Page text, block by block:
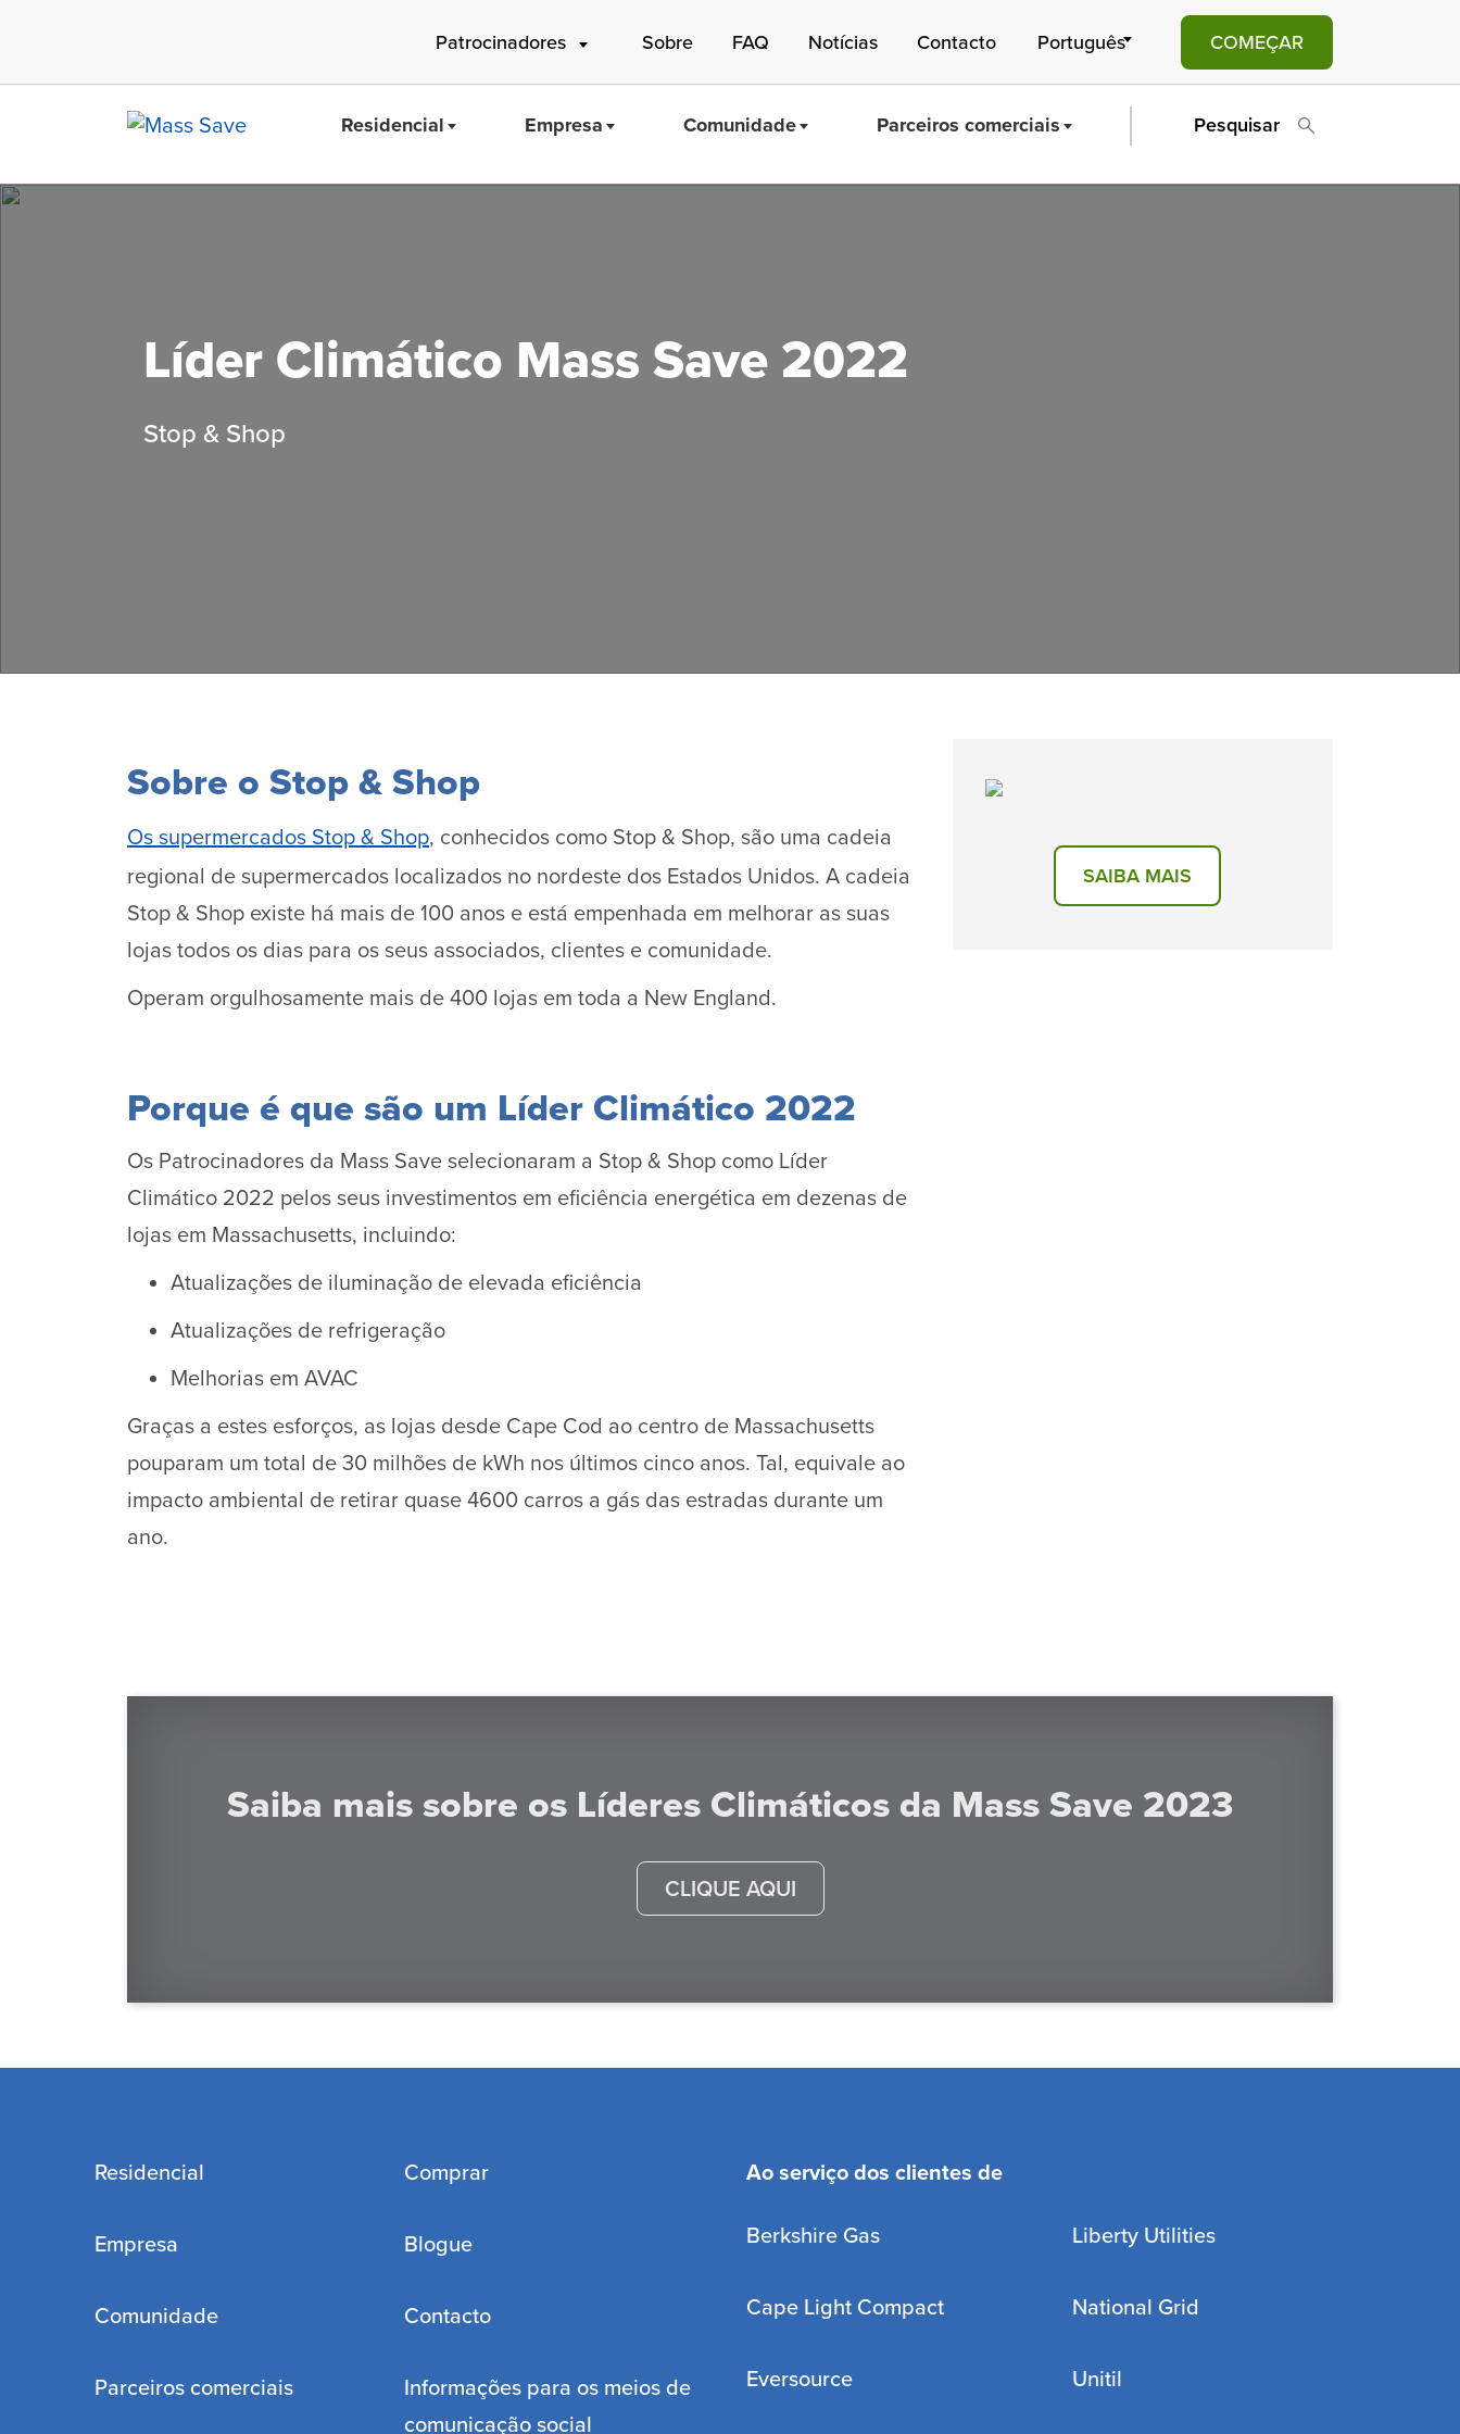
Patrocinadores Sobre FAQ Notícias Contacto COMEÇAR
Residencial Empresa Comunidade Parceiros comerciais Pesquisar
Líder Climático Mass Save 2022
Stop & Shop
Sobre o Stop & Shop
Os supermercados Stop & Shop, conhecidos como Stop & Shop, são uma cadeia
regional de supermercados localizados no nordeste dos Estados Unidos. A cadeia
Stop & Shop existe há mais de 100 anos e está empenhada em melhorar as suas
lojas todos os dias para os seus associados, clientes e comunidade.
Operam orgulhosamente mais de 400 lojas em toda a New England.
Porque é que são um Líder Climático 2022
Os Patrocinadores da Mass Save selecionaram a Stop & Shop como Líder
Climático 2022 pelos seus investimentos em eficiência energética em dezenas de
lojas em Massachusetts, incluindo:
Atualizações de iluminação de elevada eficiência
Atualizações de refrigeração
Melhorias em AVAC
Graças a estes esforços, as lojas desde Cape Cod ao centro de Massachusetts
pouparam um total de 30 milhões de kWh nos últimos cinco anos. Tal, equivale ao
impacto ambiental de retirar quase 4600 carros a gás das estradas durante um
ano.
SAIBA MAIS
Saiba mais sobre os Líderes Climáticos da Mass Save 2023
CLIQUE AQUI
Residencial
Empresa
Comunidade
Parceiros comerciais
Comprar
Blogue
Contacto
Informações para os meios de
comunicação social
Ao serviço dos clientes de
Berkshire Gas
Cape Light Compact
Eversource
Liberty Utilities
National Grid
Unitil